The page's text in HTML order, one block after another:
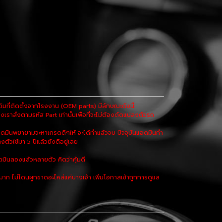
ที่ติดตั้งจากโรงงาน (OEM parts) มีลักษณะดังนี้:
าสั่งตามรหัส Part เท่านั้นเพื่อที่จะไม่ต้องดัดแปลงตัวรถ
พยายามจะหาเกรดดีๆให้ จะได้ทำแล้วจบ ปัจจุบันแอดมินกำ
ตัวใช้มา 5 ปีแล้วยังดีอยู่เลย
มินลองแล้วหลายตัว คิดว่าคุ้มดี
ไม่โดนผูกขาดอะไหล่แค่บางเจ้า เพิ่มโอกาสเข้าถูกการดูแล